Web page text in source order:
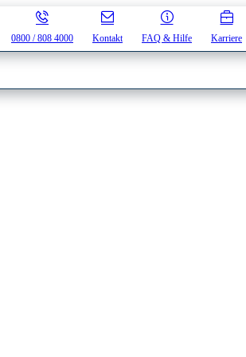
0800 / 808 4000 Kontakt FAQ & Hilfe Karriere